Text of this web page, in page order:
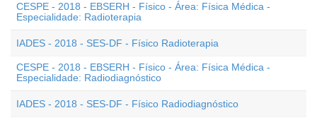
CESPE - 2018 - EBSERH - Físico - Área: Física Médica -
Especialidade: Radioterapia
IADES - 2018 - SES-DF - Físico Radioterapia
CESPE - 2018 - EBSERH - Físico - Área: Física Médica -
Especialidade: Radiodiagnóstico
IADES - 2018 - SES-DF - Físico Radiodiagnóstico